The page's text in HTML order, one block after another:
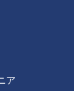
ア